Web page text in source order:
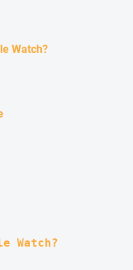
Watch?
Watch?